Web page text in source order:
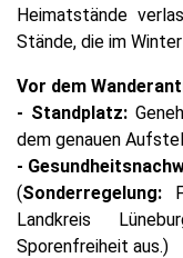
Heimatstände
Stände, die im
Vor dem
- Standplatz:
dem genauen
-
(Sonderregelung:
Landkreis
Sporenfreiheit aus.)